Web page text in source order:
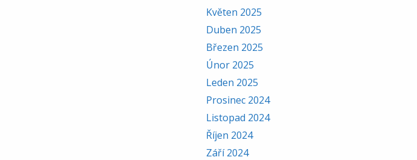
Květen 2025
Duben 2025
Březen 2025
Únor 2025
Leden 2025
Prosinec 2024
Listopad 2024
Říjen 2024
Září 2024